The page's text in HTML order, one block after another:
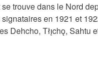
trouve dans le Nord
en 1921 et
Dehcho, Tłı̨chǫ, Sahtu